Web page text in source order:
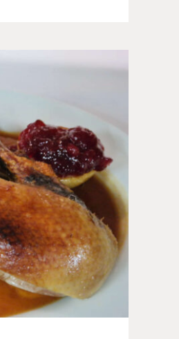
unser